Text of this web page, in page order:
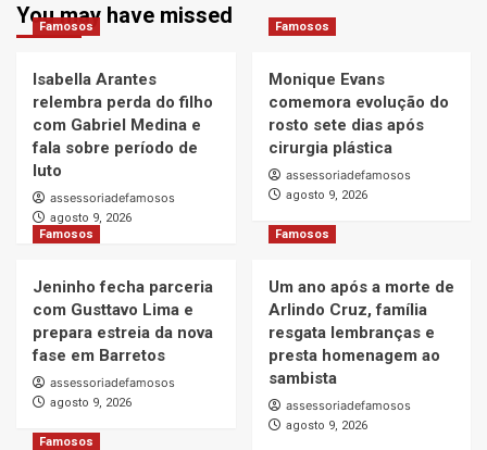
You may have missed
Famosos
Isabella Arantes
relembra perda do filho
com Gabriel Medina e
fala sobre período de
luto
assessoriadefamosos
agosto 9, 2026
Famosos
Monique Evans
comemora evolução do
rosto sete dias após
cirurgia plástica
assessoriadefamosos
agosto 9, 2026
Famosos
Jeninho fecha parceria
com Gusttavo Lima e
prepara estreia da nova
fase em Barretos
assessoriadefamosos
agosto 9, 2026
Famosos
Um ano após a morte de
Arlindo Cruz, família
resgata lembranças e
presta homenagem ao
sambista
assessoriadefamosos
agosto 9, 2026
Famosos